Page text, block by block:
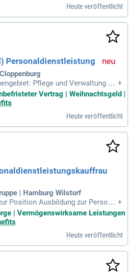
Unternehmen bieten wir siche
im Personalbereich. Wir su
mit hoher Dienstleistungs
und Lernbereitschaft. In deinem
ihren Traumjob zu finden, füh
und begleitest den gesamten Pro
in die Personaldisposition eingeb
reibungslosen Ablauf in der Eins
Heute veröffentlicht
Personaldienstleistung
Pflege und Verwaltung de
und Betreuung der digital
für Mitarbeitende b
+
Vertrag | Weihnachtsgeld |
Heute veröffentlicht
| Hamburg Wilstorf
Position Ausbildung zur Personal
w/d) in Hamburg-Harburg? Rufe
beraten Sie gerne.
+
| Vermögenswirksame Leistungen
Heute veröffentlicht